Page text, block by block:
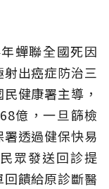
蟬聯全國死因
出癌症防治三
健康署主導，
億，一旦篩檢
透過健保快易
眾發送回診提
饋給原診斷醫